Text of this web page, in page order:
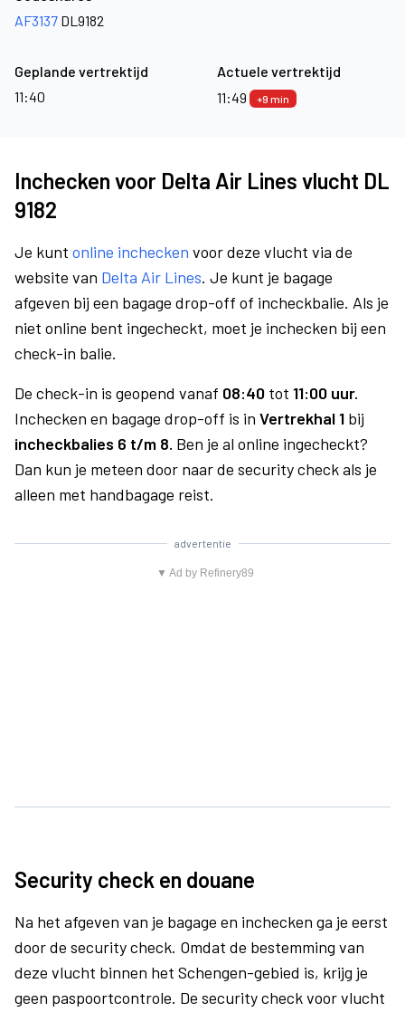
AF3137 DL9182
Geplande vertrektijd
11:40
Actuele vertrektijd
11:49
+9 min
Inchecken voor Delta Air Lines vlucht DL
9182
Je kunt online inchecken voor deze vlucht via de
website van Delta Air Lines. Je kunt je bagage
afgeven bij een bagage drop-off of incheckbalie. Als je
niet online bent ingecheckt, moet je inchecken bij een
check-in balie.
De check-in is geopend vanaf 08:40 tot 11:00 uur.
Inchecken en bagage drop-off is in Vertrekhal 1 bij
incheckbalies 6 t/m 8. Ben je al online ingecheckt?
Dan kun je meteen door naar de security check als je
alleen met handbagage reist.
advertentie
▼ Ad by Refinery89
Security check en douane
Na het afgeven van je bagage en inchecken ga je eerst
door de security check. Omdat de bestemming van
deze vlucht binnen het Schengen-gebied is, krijg je
geen paspoortcontrole. De security check voor vlucht